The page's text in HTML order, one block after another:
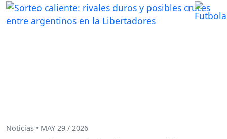
Noticias • MAY 29 / 2026